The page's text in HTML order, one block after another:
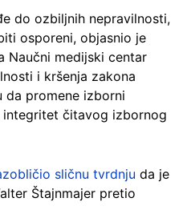
do ozbiljnih nepravilnosti,
osporeni, objasnio je
Naučni medijski centar
i kršenja zakona
da promene izborni
čitavog izbornog
sličnu tvrdnju da je
Štajnmajer pretio